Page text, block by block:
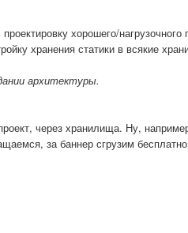
хорошего/нагрузочного
хранения статики в всякие
архитектуры.
через хранилища. Ну,
за баннер сгрузим